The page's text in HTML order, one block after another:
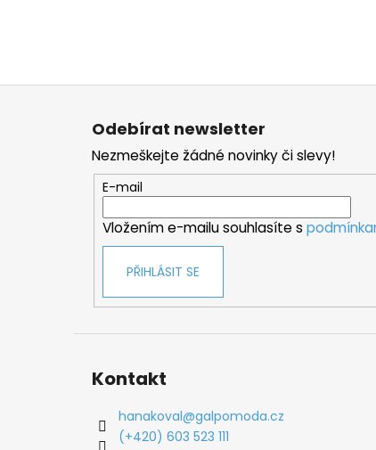
Z
Odebírat newsletter
Nezmeškejte žádné novinky či slevy!
E-mail
Vložením e-mailu souhlasíte s
PŘIHLÁSIT SE
Kontakt
hanakoval@galpomoda.cz
(+420) 603 523 111